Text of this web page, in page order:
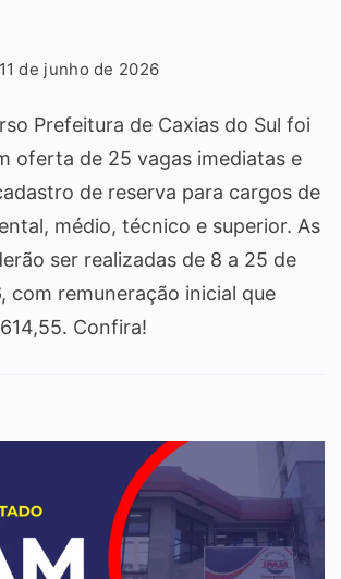
11 de junho de 2026
Prefeitura de Caxias do Sul foi
oferta de 25 vagas imediatas e
de reserva para cargos de
médio, técnico e superior. As
ser realizadas de 8 a 25 de
com remuneração inicial que
Confira!